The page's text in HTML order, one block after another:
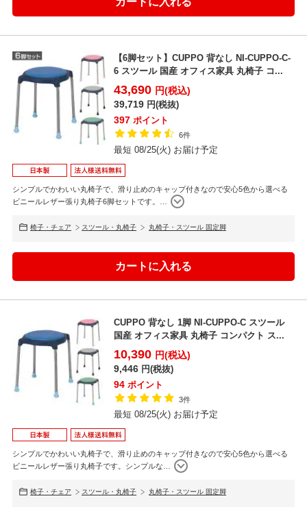
【6脚セット】CUPPO 背なし NI-CUPPO-C-
6 スツール 国産 オフィス家具 丸椅子 コ...
43,690 円(税込)
39,719 円(税抜)
397 ポイント
6件
最短 08/25(火) お届け予定
シンプルでかわいい丸椅子で、滑り止めのキャップ付きなので安心5色から選べる
ビニールレザー張り丸椅子6脚セットです。
椅子・チェア スツール・丸椅子 丸椅子・スツール 固定脚
CUPPO 背なし 1脚 NI-CUPPO-C スツール
国産 オフィス家具 丸椅子 コンパクト ス...
10,390 円(税込)
9,446 円(税抜)
94 ポイント
3件
最短 08/25(火) お届け予定
シンプルでかわいい丸椅子で、滑り止めのキャップ付きなので安心5色から選べる
ビニールレザー張り丸椅子です。シンプルな
椅子・チェア スツール・丸椅子 丸椅子・スツール 固定脚